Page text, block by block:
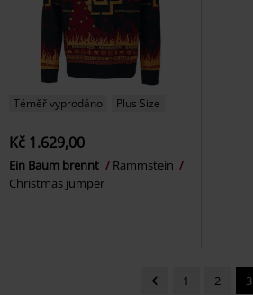
Téměř vyprodáno Plus Size
Kč 1.629,00
Ein Baum brennt
Rammstein
Christmas jumper
1 2 3